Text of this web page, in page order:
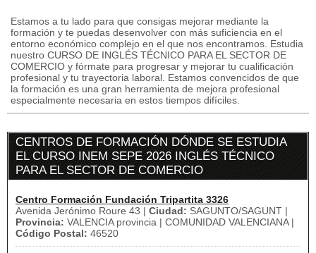
Estamos a tu lado para que consigas mejorar mediante la
formación y te puedas desenvolver con más suficiencia en el
entorno económico complejo en el que nos encontramos. Estudia
nuestro CURSO DE INGLÉS TÉCNICO PARA EL SECTOR DE
COMERCIO y fórmate para progresar y mejorar tu cualificación
profesional y tu trayectoria laboral. Estamos convencidos de que
la formación es una gran herramienta de mejora profesional
especialmente necesaria en estos tiempos difíciles.
CENTROS DE FORMACIÓN DÓNDE SE ESTUDIA
EL CURSO INEM SEPE 2026 INGLÉS TÉCNICO
PARA EL SECTOR DE COMERCIO
Centro Formación Fundación Tripartita 3326
Avenida Jerónimo Roure 43 | Ciudad: SAGUNTO/SAGUNT |
Provincia: VALENCIA provincia | COMUNIDAD VALENCIANA |
Código Postal: 46520